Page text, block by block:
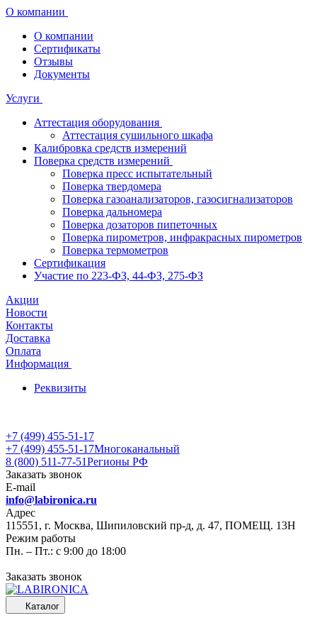
О компании
О компании
Сертификаты
Отзывы
Документы
Услуги
Аттестация оборудования
Аттестация сушильного шкафа
Калибровка средств измерений
Поверка средств измерений
Поверка пресс испытательный
Поверка твердомера
Поверка газоанализаторов, газосигнализаторов
Поверка дальномера
Поверка дозаторов пипеточных
Поверка пирометров, инфракрасных пирометров
Поверка термометров
Сертификация
Участие по 223-ФЗ, 44-ФЗ, 275-ФЗ
Акции
Новости
Контакты
Доставка
Оплата
Информация
Реквизиты
+7 (499) 455-51-17
+7 (499) 455-51-17Многоканальный
8 (800) 511-77-51Регионы РФ
Заказать звонок
E-mail
info@labironica.ru
Адрес
115551, г. Москва, Шипиловский пр-д, д. 47, ПОМЕЩ. 13Н
Режим работы
Пн. – Пт.: с 9:00 до 18:00
Заказать звонок
Каталог